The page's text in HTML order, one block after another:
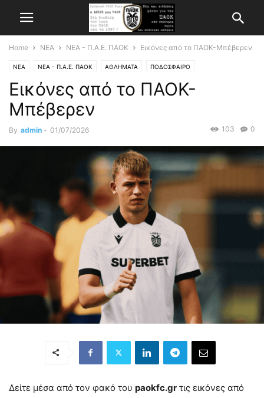
Home ΝΕΑ ΝΕΑ - Π.Α.Ε. ΠΑΟΚ Εικόνες από το ΠΑΟΚ-Μπέβερεν
ΝΕΑ ΝΕΑ - Π.Α.Ε. ΠΑΟΚ ΑΘΛΗΜΑΤΑ ΠΟΔΟΣΦΑΙΡΟ
Εικόνες από το ΠΑΟΚ-
Μπέβερεν
By admin - 01/07/2026 0
103
Δείτε μέσα από τον φακό του paokfc.gr τις εικόνες από